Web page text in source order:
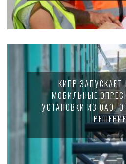
КИПР ЗАПУСКАЕТ
МОБИЛЬНЫЕ
УСТАНОВКИ ИЗ ОАЭ.
РЕШЕНИЕ